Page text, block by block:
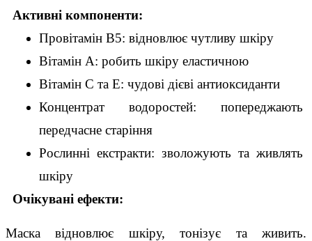
Активні компоненти:
Провітамін В5: відновлює чутливу шкіру
Вітамін А: робить шкіру еластичною
Вітамін С та Е: чудові дієві антиоксиданти
Концентрат водоростей: попереджають
передчасне старіння
Рослинні екстракти: зволожують та живлять
шкіру
Очікувані ефекти:
Маска відновлює шкіру, тонізує та живить.